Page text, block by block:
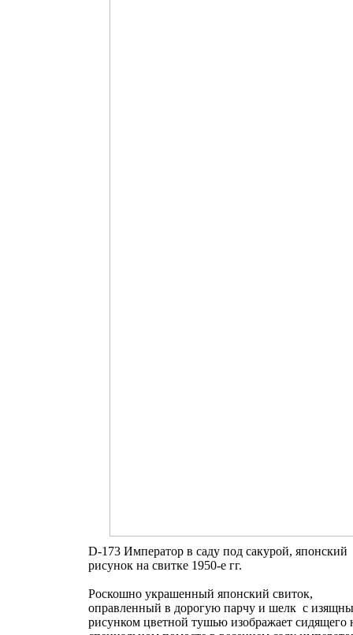
D-173 Император в саду под сакурой, японский
рисунок на свитке 1950-е гг.
Роскошно украшенный японский свиток,
оправленный в дорогую парчу и шелк с
рисунком цветной тушью изображает сидящего